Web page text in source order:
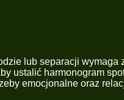
lub separacji
ustalić harmonogram
emocjonalne oraz